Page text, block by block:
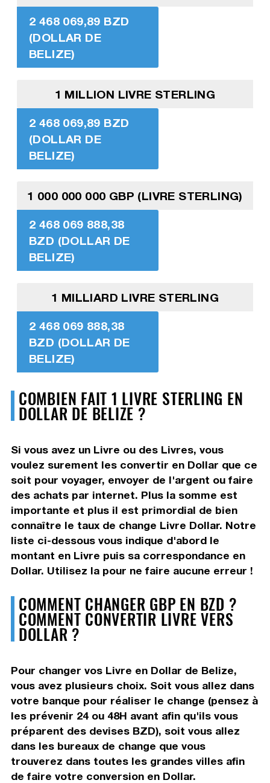
2 468 069,89 BZD
(DOLLAR DE
BELIZE)
1 MILLION LIVRE STERLING
2 468 069,89 BZD
(DOLLAR DE
BELIZE)
1 000 000 000 GBP (LIVRE STERLING)
2 468 069 888,38
BZD (DOLLAR DE
BELIZE)
1 MILLIARD LIVRE STERLING
2 468 069 888,38
BZD (DOLLAR DE
BELIZE)
COMBIEN FAIT 1 LIVRE STERLING EN
DOLLAR DE BELIZE ?
Si vous avez un Livre ou des Livres, vous
voulez surement les convertir en Dollar que ce
soit pour voyager, envoyer de l'argent ou faire
des achats par internet. Plus la somme est
importante et plus il est primordial de bien
connaître le taux de change Livre Dollar. Notre
liste ci-dessous vous indique d'abord le
montant en Livre puis sa correspondance en
Dollar. Utilisez la pour ne faire aucune erreur !
COMMENT CHANGER GBP EN BZD ?
COMMENT CONVERTIR LIVRE VERS
DOLLAR ?
Pour changer vos Livre en Dollar de Belize,
vous avez plusieurs choix. Soit vous allez dans
votre banque pour réaliser le change (pensez à
les prévenir 24 ou 48H avant afin qu'ils vous
préparent des devises BZD), soit vous allez
dans les bureaux de change que vous
trouverez dans toutes les grandes villes afin
de faire votre conversion en Dollar.